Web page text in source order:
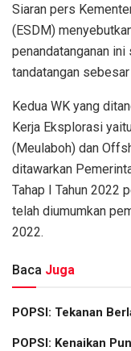
Siaran pers
(ESDM)
penandatanganan
tandatangan
Kedua WK yang
Kerja Eksplorasi
(Meulaboh) dan
ditawarkan
Tahap I Tahun 2022
telah diumumkan
2022.
Baca Juga
POPSI: Tekanan
POPSI: Kenaikan